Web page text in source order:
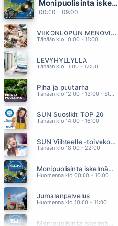
SEURAA JOHTAJAA
WHO LL STOP THE RAIN
POLTE
MOONLIGHT SHADOW
Monipuolisinta iskelmää ja parasta poppia
00:00 - 09:00
VIIKONLOPUN MENOVINKIT
Tänään klo 10:00 - 11:00
LEVYHYLLYLLÄ
Tänään klo 11:00 - 12:00
Piha ja puutarha
Tänään klo 12:00 - 13:00 - Studiossa: Pinsiön Taimisto
SUN Suosikit TOP 20
Tänään klo 14:00 - 16:00
SUN Viihteelle -toivekonsertti
Tänään klo 18:00 - 22:00
Monipuolisinta iskelmää ja parasta poppia
Huomenna klo 00:00 - 10:00
Jumalanpalvelus
Huomenna klo 10:00 - 11:00